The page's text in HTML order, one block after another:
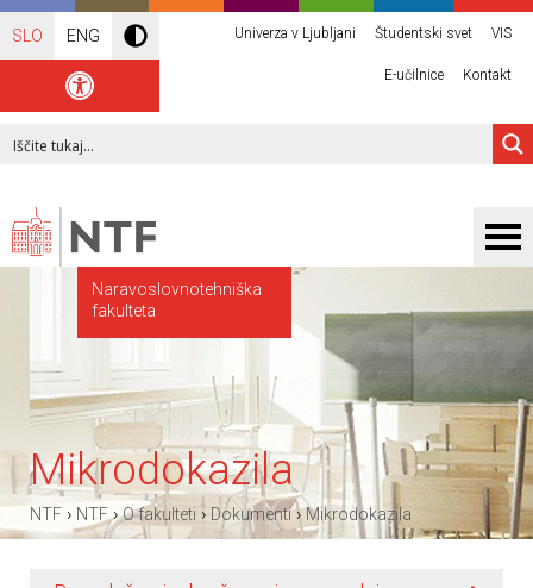
SLO ENG Univerza v Ljubljani Študentski svet VIS
E-učilnice Kontakt
Naravoslovnotehniška
fakulteta
Mikrodokazila
NTF › NTF›O fakulteti › Dokumenti›Mikrodokazila